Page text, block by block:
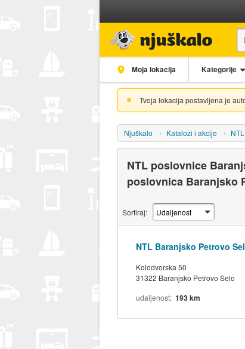
Moja lokacija Kategorije
Tvoja lokacija postavljena je
Njuškalo Katalozi i akcije NTL
NTL poslovnice
poslovnica Baranjsko
Sortiraj:
NTL Baranjsko Petrovo
Kolodvorska 50
31322 Baranjsko Petrovo Selo
udaljenost 193 km